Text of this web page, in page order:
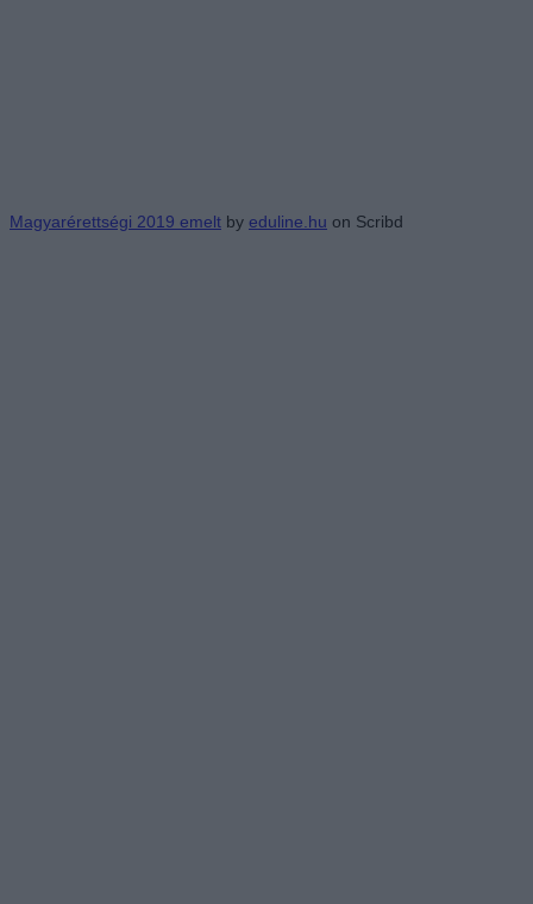
Magyarérettségi 2019 emelt by eduline.hu on Scribd